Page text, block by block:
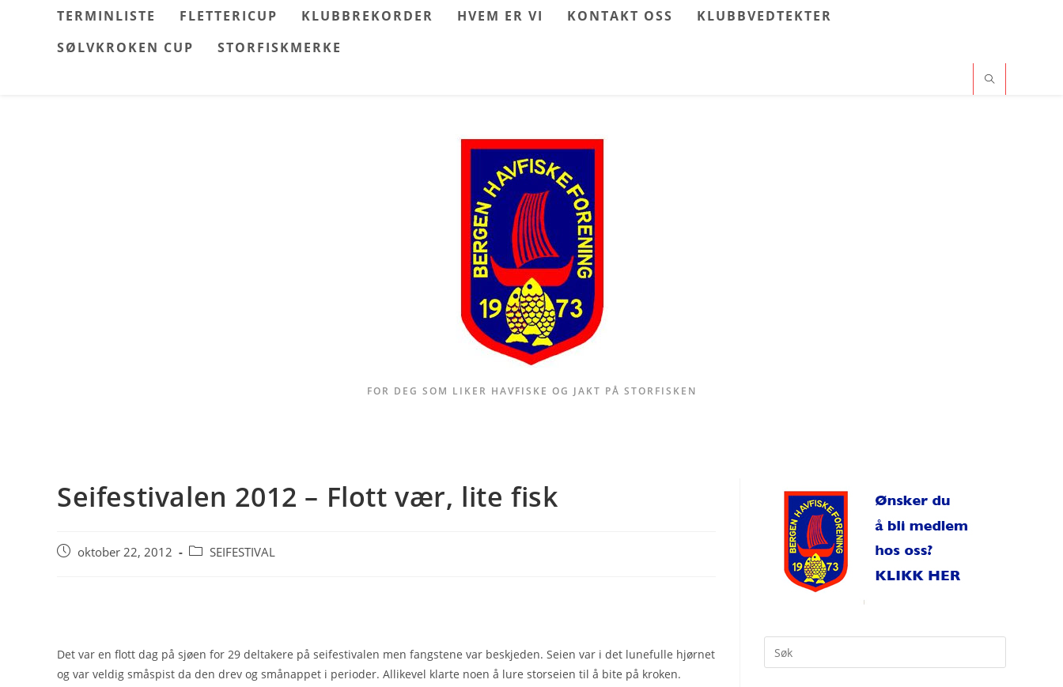
TERMINLISTE FLETTERICUP KLUBBREKORDER HVEM ER VI KONTAKT OSS
KLUBBVEDTEKTER
SØLVKROKEN CUP
STORFISKMERKE
FOR DEG SOM LIKER HAVFISKE OG JAKT PÅ STORFISKEN
Seifestivalen 2012 – Flott vær, lite fisk
Post oktober 22, 2012
PostSEIFESTIVAL
Det var en flott dag på sjøen for 29 deltakere på seifestivalen men fangstene var beskjeden. Seien var i det lunefulle hjørnet
og var veldig småspist da den drev og smånappet i perioder. Allikevel klarte noen å lure storseien til å bite på kroken.
Search
for: